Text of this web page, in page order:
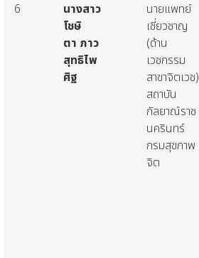
6
นางสาว
โชษิ
ตา ภาว
สุทธิไพ
ศิฐ
นายแพทย์
เชี่ยวชาญ
(ด้าน
เวชกรรม
สาขาจิตเวช)
สถาบัน
กัลยาณ์ราช
นครินทร์
กรมสุขภาพ
จิต